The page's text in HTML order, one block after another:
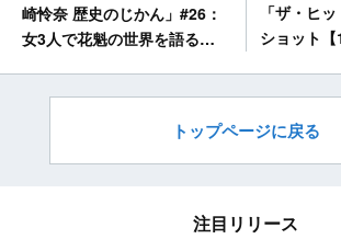
崎怜奈 歴史のじかん」#26：
女3人で花魁の世界を語る
「ザ・ヒ
ショット【
トップページに戻る
注目リリース